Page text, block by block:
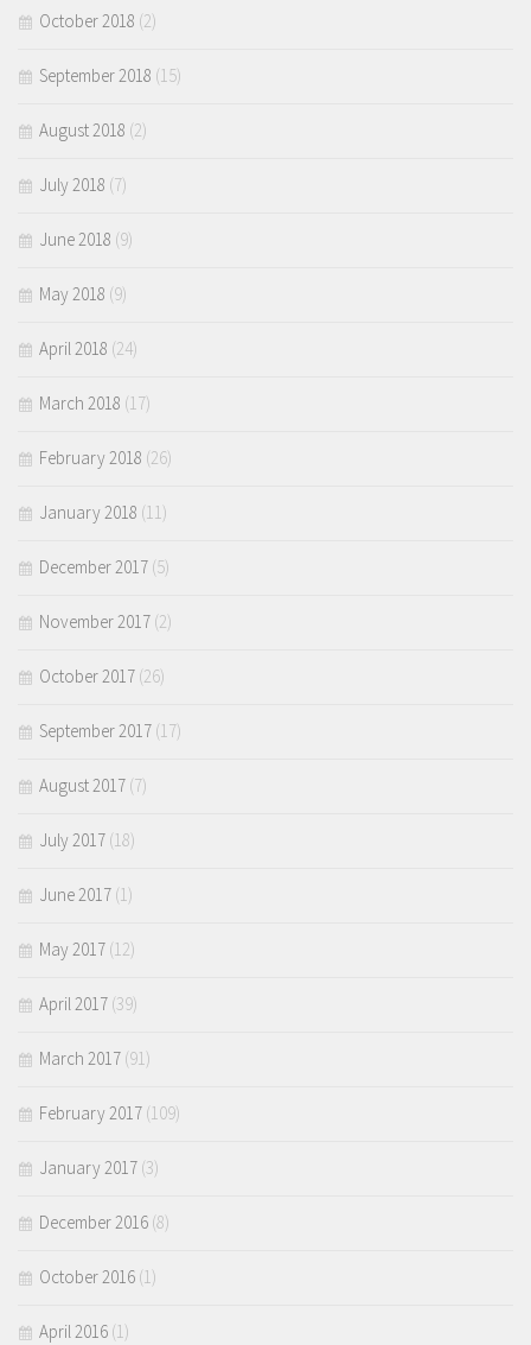
October 2018 (2)
September 2018 (15)
August 2018 (2)
July 2018 (7)
June 2018 (9)
May 2018 (9)
April 2018 (24)
March 2018 (17)
February 2018 (26)
January 2018 (11)
December 2017 (5)
November 2017 (2)
October 2017 (26)
September 2017 (17)
August 2017 (7)
July 2017 (18)
June 2017 (1)
May 2017 (12)
April 2017 (39)
March 2017 (91)
February 2017 (109)
January 2017 (3)
December 2016 (8)
October 2016 (1)
April 2016 (1)